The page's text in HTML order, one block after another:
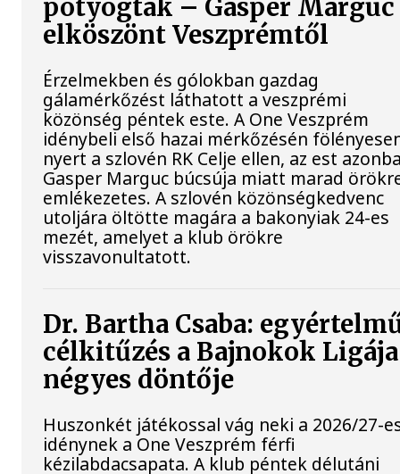
potyogtak – Gasper Marguc
elköszönt Veszprémtől
Érzelmekben és gólokban gazdag
gálamérkőzést láthatott a veszprémi
közönség péntek este. A One Veszprém
idénybeli első hazai mérkőzésén
nyert a szlovén RK Celje ellen, az est
Gasper Marguc búcsúja miatt marad
emlékezetes. A szlovén közönségkedvenc
utoljára öltötte magára a bakonyiak 24-es
mezét, amelyet a klub örökre
visszavonultatott.
Dr. Bartha Csaba:
célkitűzés a Bajnokok Ligája
négyes döntője
Huszonkét játékossal vág neki a 2026/27-
idénynek a One Veszprém férfi
kézilabdacsapata. A klub péntek délutáni